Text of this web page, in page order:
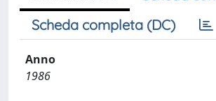
Scheda completa (DC)
Anno
1986